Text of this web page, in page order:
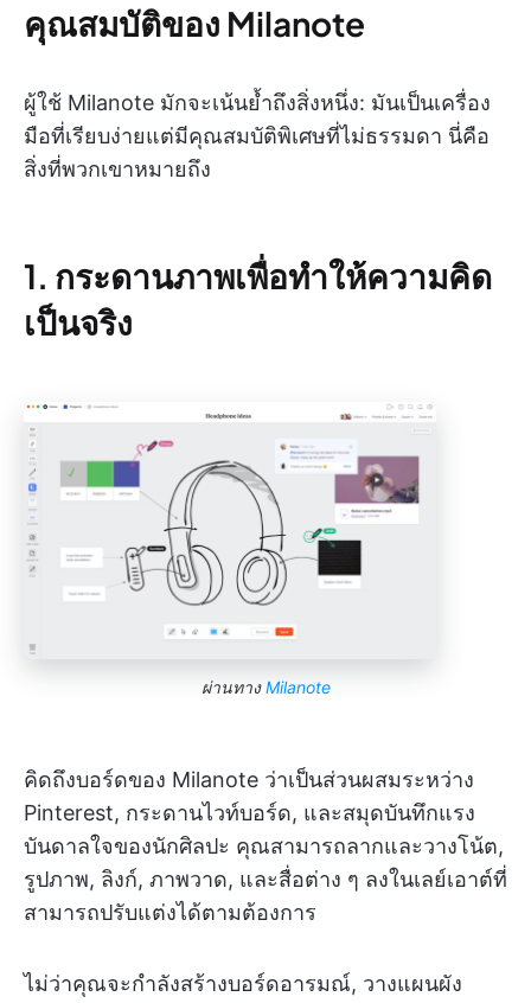
คุณสมบัติของ Milanote
ผู้ใช้ Milanote มักจะเน้นย้ำถึงสิ่งหนึ่ง: มันเป็นเครื่อง
มือที่เรียบง่ายแต่มีคุณสมบัติพิเศษที่ไม่ธรรมดา นี่คือ
สิ่งที่พวกเขาหมายถึง
1. กระดานภาพเพื่อทำให้ความคิด
เป็นจริง
ผ่านทางMilanote
คิดถึงบอร์ดของ Milanote ว่าเป็นส่วนผสมระหว่าง
Pinterest, กระดานไวท์บอร์ด, และสมุดบันทึกแรง
บันดาลใจของนักศิลปะ คุณสามารถลากและวางโน้ต,
รูปภาพ, ลิงก์, ภาพวาด, และสื่อต่าง ๆ ลงในเลย์เอาต์ที่
สามารถปรับแต่งได้ตามต้องการ
ไม่ว่าคุณจะกำลังสร้างบอร์ดอารมณ์, วางแผนผัง